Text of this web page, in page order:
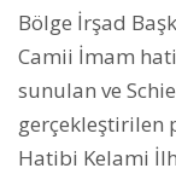
Bölge İrşad
Camii İmam
sunulan ve
gerçekleştirilen
Hatibi Kelami